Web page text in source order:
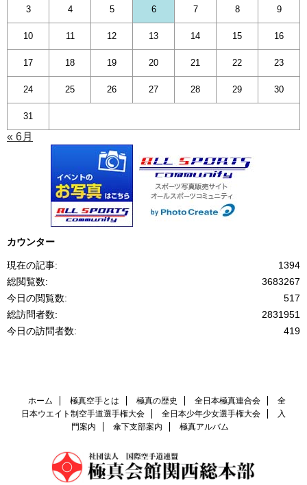
3 4 5 6 7 8 9
10 11 12 13 14 15 16
17 18 19 20 21 22 23
24 25 26 27 28 29 30
31
« 6月
カウンター
1394
現在の記事:
3683267
総閲覧数:
517
今日の閲覧数:
2831951
総訪問者数:
419
今日の訪問者数:
ホーム 極真空手とは 極真の歴史 全日本極真連合会
全
日本ウエイト制空手道選手権大会
全日本少年少女選手権大会
入
門案内
傘下支部案内 極真アルバム